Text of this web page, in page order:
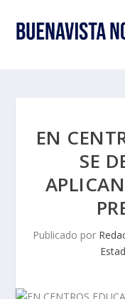
EN
SE
Publicado por